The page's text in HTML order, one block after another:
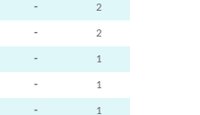
- 2
- 2
- 1
- 1
- 1